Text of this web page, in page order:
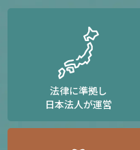
法律に準拠し
日本法人が運営